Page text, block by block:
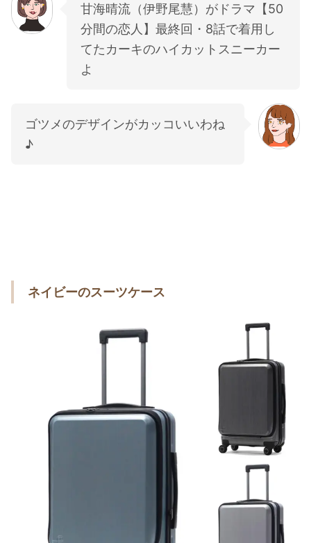
甘海晴流（伊野尾慧）がドラマ【50
分間の恋人】最終回・8話で着用し
てたカーキのハイカットスニーカー
よ
ゴツメのデザインがカッコいいわね
♪
ネイビーのスーツケース